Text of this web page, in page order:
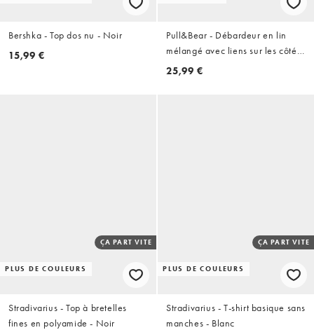
Bershka - Top dos nu - Noir
15,99 €
Pull&Bear - Débardeur en lin
mélangé avec liens sur les côtés
- Marron
25,99 €
PLUS DE COULEURS
ÇA PART VITE
Stradivarius - Top à bretelles
fines en polyamide - Noir
PLUS DE COULEURS
ÇA PART VITE
Stradivarius - T-shirt basique sans
manches - Blanc